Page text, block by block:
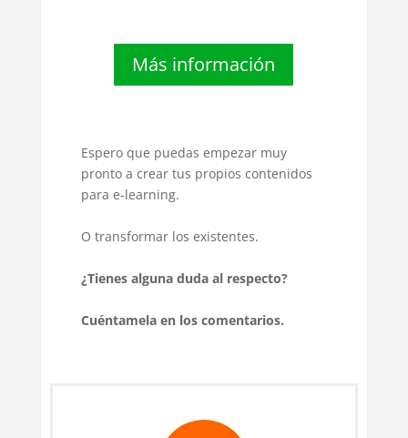
Más información
Espero que puedas empezar muy
pronto a crear tus propios contenidos
para e-learning.
O transformar los existentes.
¿Tienes alguna duda al respecto?
Cuéntamela en los comentarios.